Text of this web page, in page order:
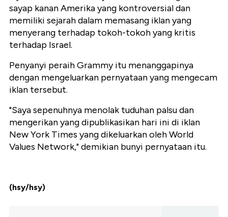
sayap kanan Amerika yang kontroversial dan
memiliki sejarah dalam memasang iklan yang
menyerang terhadap tokoh-tokoh yang kritis
terhadap Israel.
Penyanyi peraih Grammy itu menanggapinya
dengan mengeluarkan pernyataan yang mengecam
iklan tersebut.
"Saya sepenuhnya menolak tuduhan palsu dan
mengerikan yang dipublikasikan hari ini di iklan
New York Times yang dikeluarkan oleh World
Values Network," demikian bunyi pernyataan itu.
(hsy/hsy)